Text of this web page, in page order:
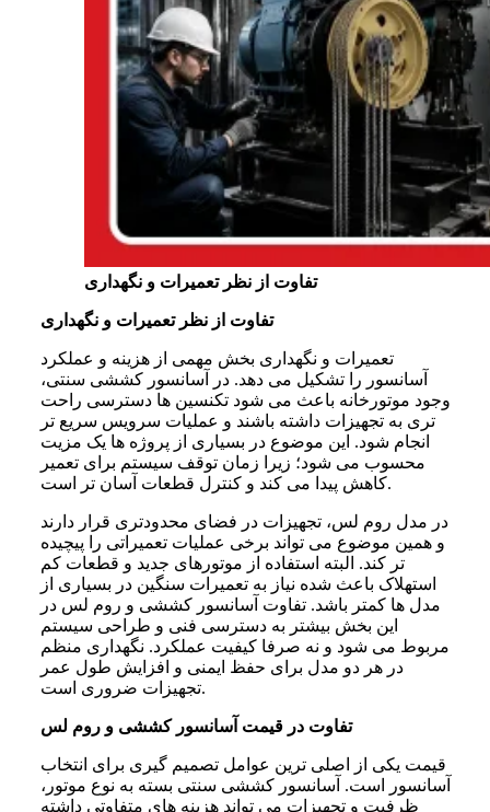
تفاوت از نظر تعمیرات و نگهداری
تفاوت از نظر تعمیرات و نگهداری
تعمیرات و نگهداری بخش مهمی از هزینه و عملکرد
آسانسور را تشکیل می دهد. در آسانسور کششی سنتی،
وجود موتورخانه باعث می شود تکنسین ها دسترسی راحت
تری به تجهیزات داشته باشند و عملیات سرویس سریع تر
انجام شود. این موضوع در بسیاری از پروژه ها یک مزیت
محسوب می شود؛ زیرا زمان توقف سیستم برای تعمیر
کاهش پیدا می کند و کنترل قطعات آسان تر است.
در مدل روم لس، تجهیزات در فضای محدودتری قرار دارند
و همین موضوع می تواند برخی عملیات تعمیراتی را پیچیده
تر کند. البته استفاده از موتورهای جدید و قطعات کم
استهلاک باعث شده نیاز به تعمیرات سنگین در بسیاری از
مدل ها کمتر باشد. تفاوت آسانسور کششی و روم لس در
این بخش بیشتر به دسترسی فنی و طراحی سیستم
مربوط می شود و نه صرفا کیفیت عملکرد. نگهداری منظم
در هر دو مدل برای حفظ ایمنی و افزایش طول عمر
تجهیزات ضروری است.
تفاوت در قیمت آسانسور کششی و روم لس
قیمت یکی از اصلی ترین عوامل تصمیم گیری برای انتخاب
آسانسور است. آسانسور کششی سنتی بسته به نوع موتور،
ظرفیت و تجهیزات می تواند هزینه های متفاوتی داشته